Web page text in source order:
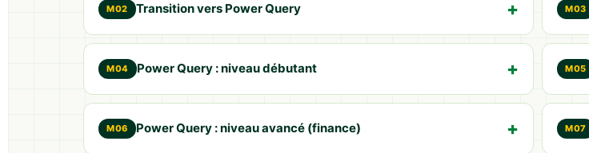
M02 Transition vers Power Query M03
M04 Power Query : niveau débutant M05
M06 Power Query : niveau avancé (finance) M07